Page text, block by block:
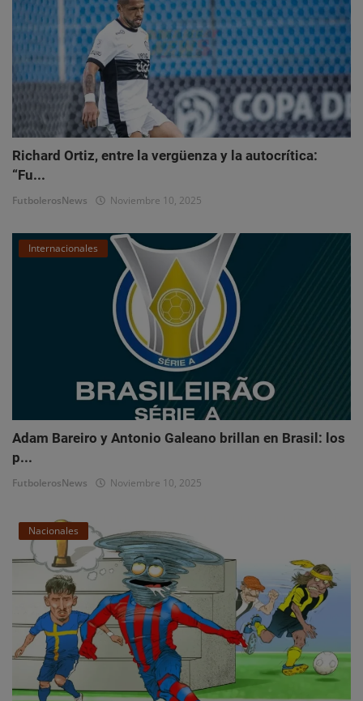
Richard Ortiz, entre la vergüenza y la autocrítica:
“Fu...
FutbolerosNews Noviembre 10, 2025
Internacionales
Adam Bareiro y Antonio Galeano brillan en Brasil: los
p...
FutbolerosNews Noviembre 10, 2025
Nacionales